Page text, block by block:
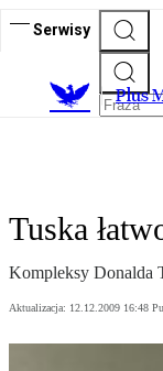
Serwisy
Plus
Tuska
Kompleksy Donalda
Aktualizacja: 12.12.2009 16:48